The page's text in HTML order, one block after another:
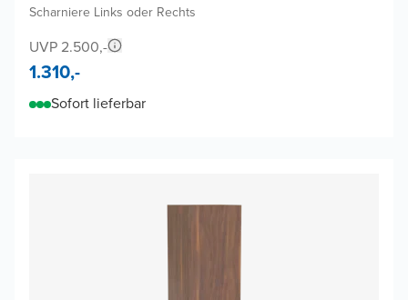
Scharniere Links oder Rechts
UVP 2.500,-
1.310,-
Sofort lieferbar